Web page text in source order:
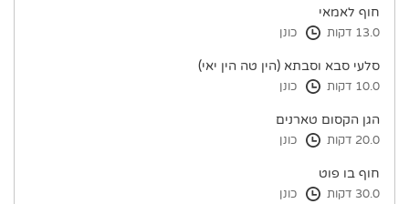
חוף לאמאי
13.0 דקות כונן
סלעי סבא וסבתא (הין טה הין יאי)
10.0 דקות כונן
הגן הקסום טארנים
20.0 דקות כונן
חוף בו פוט
30.0 דקות כונן